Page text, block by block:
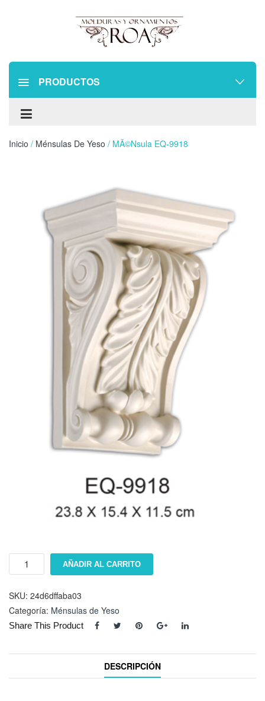
PRODUCTOS
Inicio / Ménsulas De Yeso / MÃ©nsula EQ-9918
MÃ©nsula
cantidad
AÑADIR AL CARRITO
SKU: 24d6dffaba03
Categoría: Ménsulas de Yeso
Share This Product
DESCRIPCIÓN